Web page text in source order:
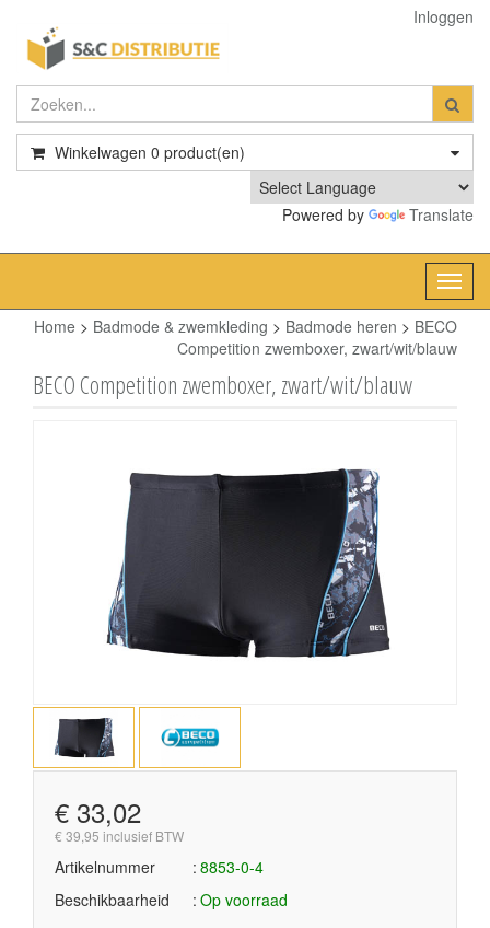
Inloggen
Winkelwagen 0 product(en)
Powered by Translate
Home > Badmode & zwemkleding > Badmode heren > BECO
Competition zwemboxer, zwart/wit/blauw
BECO Competition zwemboxer, zwart/wit/blauw
€ 33,02
€ 39,95 inclusief BTW
Artikelnummer
8853-0-4
Beschikbaarheid
Op voorraad